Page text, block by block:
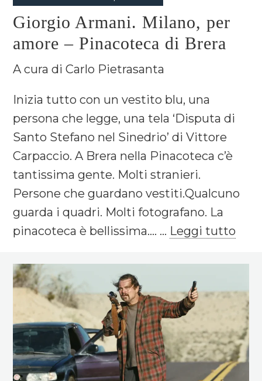
Giorgio Armani. Milano, per
amore – Pinacoteca di Brera
A cura di Carlo Pietrasanta
Inizia tutto con un vestito blu, una
persona che legge, una tela ‘Disputa di
Santo Stefano nel Sinedrio’ di Vittore
Carpaccio. A Brera nella Pinacoteca c’è
tantissima gente. Molti stranieri.
Persone che guardano vestiti.Qualcuno
guarda i quadri. Molti fotografano. La
pinacoteca è bellissima.... ... Leggi tutto